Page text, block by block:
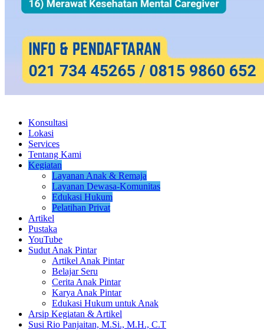
Konsultasi
Lokasi
Services
Tentang Kami
Kegiatan
Layanan Anak & Remaja
Layanan Dewasa-Komunitas
Edukasi Hukum
Pelatihan Privat
Artikel
Pustaka
YouTube
Sudut Anak Pintar
Artikel Anak Pintar
Belajar Seru
Cerita Anak Pintar
Karya Anak Pintar
Edukasi Hukum untuk Anak
Arsip Kegiatan & Artikel
Susi Rio Panjaitan, M.Si., M.H., C.T